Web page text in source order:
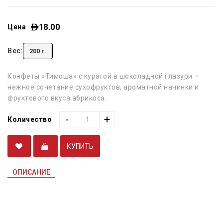
Цена 18.00
Вес: 200 г.
Конфеты «Тимоша» с курагой в шоколадной глазури —
нежное сочетание сухофруктов, ароматной начинки и
фруктового вкуса абрикоса.
Количество - +
КУПИТЬ
ОПИСАНИЕ